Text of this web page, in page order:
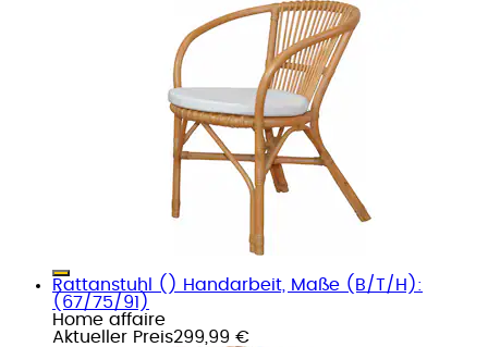
Rattanstuhl () Handarbeit, Maße (B/T/H):
(67/75/91)
Home affaire
Aktueller Preis299,99 €